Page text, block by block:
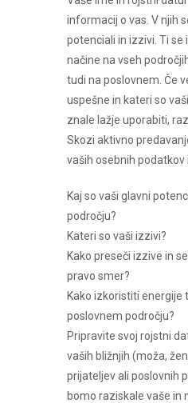
informacij o vas. V njih
potenciali in izzivi. Ti se
načine na vseh
tudi na poslovnem. Če
uspešne in kateri so
znale lažje uporabiti,
Skozi aktivno
vaših osebnih podatkov
Kaj so vaši glavni
področju?
Kateri so vaši izzivi?
Kako preseči izzive in
pravo smer?
Kako izkoristiti energije
poslovnem področju?
Pripravite svoj rojstni
vaših bližnjih (moža,
prijateljev ali poslovnih
bomo raziskale vaše in